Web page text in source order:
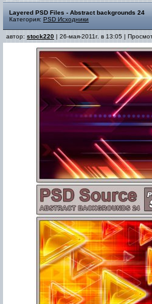
Layered PSD Files - Abstract backgrounds 24
Категория: PSD Исходники
автор: stock220 | 26-мая-2011г. в 13:05 |